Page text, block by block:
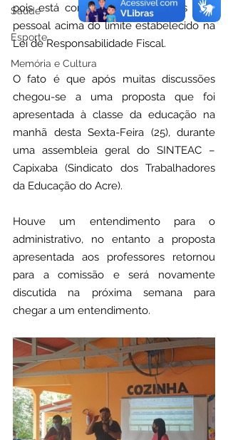
Saúde
Esporte
Memória e Cultura
pois está com o limite de gastos com
pessoal acima do limite estabelecido na
Lei de Responsabilidade Fiscal.
O fato é que após muitas discussões
chegou-se a uma proposta que foi
apresentada à classe da educação na
manhã desta Sexta-Feira (25), durante
uma assembleia geral do SINTEAC –
Capixaba (Sindicato dos Trabalhadores
da Educação do Acre).
Houve um entendimento para o
administrativo, no entanto a proposta
apresentada aos professores retornou
para a comissão e será novamente
discutida na próxima semana para
chegar a um entendimento.